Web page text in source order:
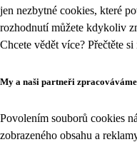
jen nezbytné cookies, které
rozhodnutí můžete kdykoliv
Chcete vědět více? Přečtěte
My a naši partneři
Povolením souborů cookies
zobrazeného obsahu a